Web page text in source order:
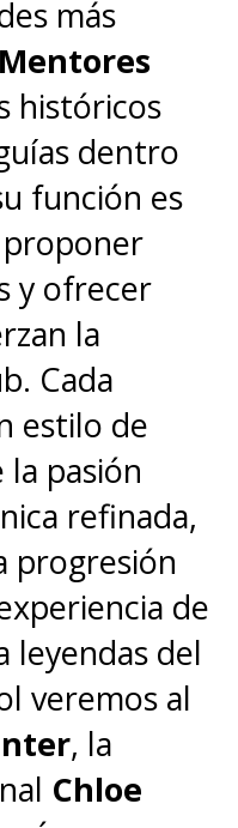
más
Mentores
históricos
dentro
función es
y ofrecer
la
Cada
estilo de
la pasión
refinada,
progresión
de
leyendas del
veremos al
, la
Chloe